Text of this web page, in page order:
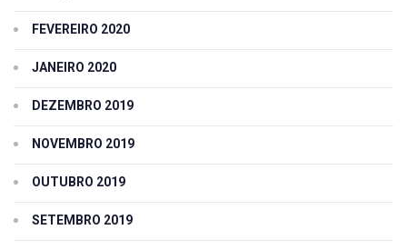
FEVEREIRO 2020
JANEIRO 2020
DEZEMBRO 2019
NOVEMBRO 2019
OUTUBRO 2019
SETEMBRO 2019